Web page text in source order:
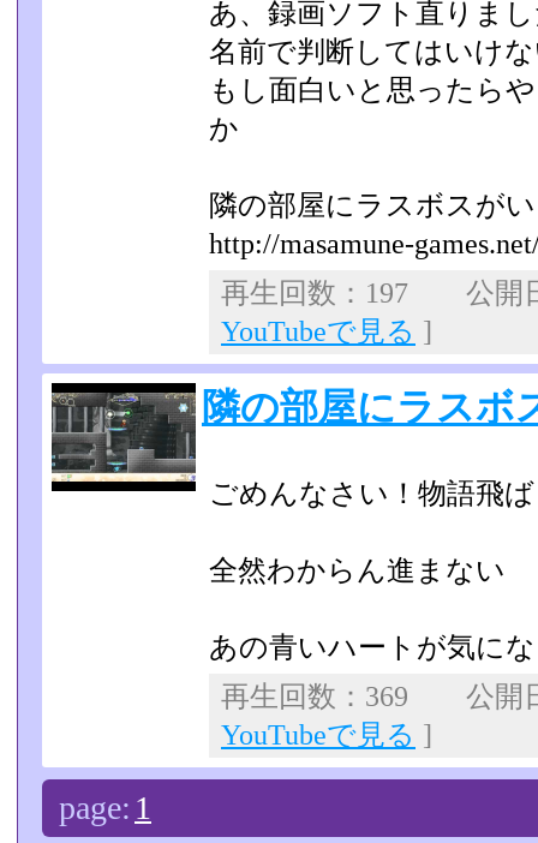
あ、録画ソフト直りま
名前で判断してはいけ
もし面白いと思ったら
か
隣の部屋にラスボスが
http://masamune-
再生回数：197 公開
YouTubeで見る ]
隣の部屋にラス
ごめんなさい！物語飛
全然わからん進まない
あの青いハートが気に
再生回数：369 公
YouTubeで見る ]
page: 1